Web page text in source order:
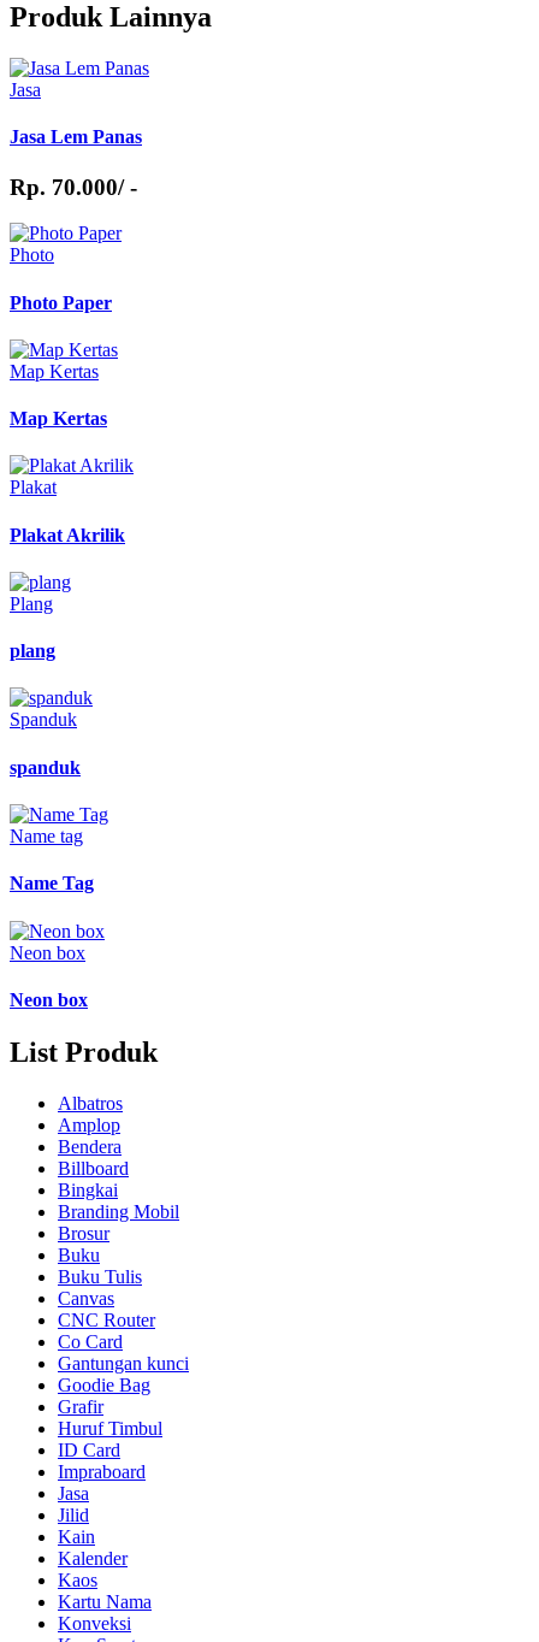
Surat menyurat perusahaan
Amplop promosi atau branding event
Kebutuhan kantor, sekolah, maupun instansi pemerintahan
Produk Lainnya
Jasa
Jasa Lem Panas
Rp. 70.000/ -
Photo
Photo Paper
Map Kertas
Map Kertas
Plakat
Plakat Akrilik
Plang
plang
Spanduk
spanduk
Name tag
Name Tag
Neon box
Neon box
List Produk
Albatros
Amplop
Bendera
Billboard
Bingkai
Branding Mobil
Brosur
Buku
Buku Tulis
Canvas
CNC Router
Co Card
Gantungan kunci
Goodie Bag
Grafir
Huruf Timbul
ID Card
Impraboard
Jasa
Jilid
Kain
Kalender
Kaos
Kartu Nama
Konveksi